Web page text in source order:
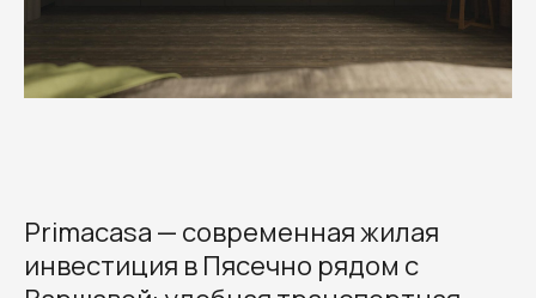
Primacasa — современная жилая
инвестиция в Пясечно рядом с